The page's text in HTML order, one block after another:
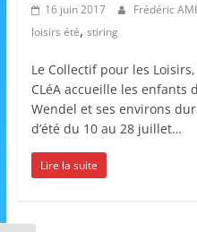
16 juin 2017 Frédéric
loisirs été, stiring
Le Collectif pour les
CLéA accueille les enfants
Wendel et ses environs
d’été du 10 au 28 juillet…
Lire la suite